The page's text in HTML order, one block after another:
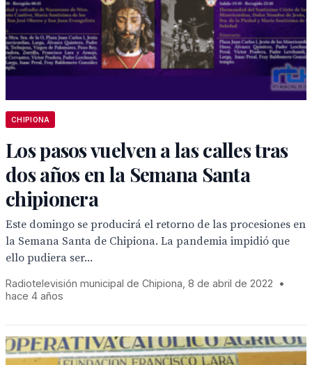
CHIPIONA
Los pasos vuelven a las calles tras
dos años en la Semana Santa
chipionera
Este domingo se producirá el retorno de las procesiones en
la Semana Santa de Chipiona. La pandemia impidió que
ello pudiera ser...
Radiotelevisión municipal de Chipiona, 8 de abril de 2022
•
hace 4 años